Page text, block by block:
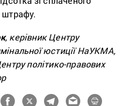
, керівник Центру
юстиції НаУКМА,
політико-правових